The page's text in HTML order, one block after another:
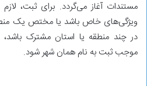
مستندات آغاز می‌گردد. برای ثبت،
ویژگی‌های خاص باشد یا مختص یک
در چند منطقه یا استان مشترک
موجب ثبت به نام همان شهر شود.